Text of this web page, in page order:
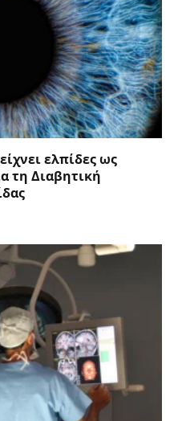
ελπίδες ως
τη Διαβητική